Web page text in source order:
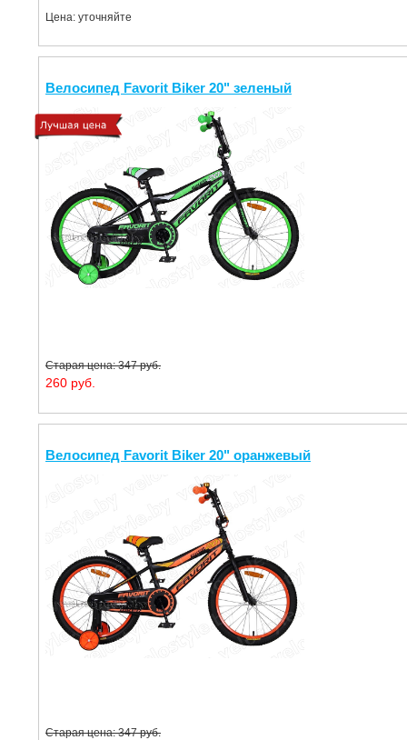
Цена: уточняйте
Велосипед Favorit Biker 20" зеленый
Старая цена: 347 руб.
260 руб.
Велосипед Favorit Biker 20" оранжевый
Старая цена: 347 руб.